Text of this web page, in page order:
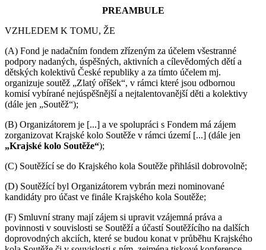
PREAMBULE
VZHLEDEM K TOMU, ŽE
(A) Fond je nadačním fondem zřízeným za účelem všestranné
podpory nadaných, úspěšných, aktivních a cílevědomých dětí a
dětských kolektivů České republiky a za tímto účelem mj.
organizuje soutěž „Zlatý oříšek“, v rámci které jsou odbornou
komisí vybírané nejúspěšnější a nejtalentovanější děti a kolektivy
(dále jen „Soutěž“);
(B) Organizátorem je [...] a ve spolupráci s Fondem má zájem
zorganizovat Krajské kolo Soutěže v rámci území [...] (dále jen
„Krajské kolo Soutěže“);
(C) Soutěžící se do Krajského kola Soutěže přihlásil dobrovolně;
(D) Soutěžící byl Organizátorem vybrán mezi nominované
kandidáty pro účast ve finále Krajského kola Soutěže;
(F) Smluvní strany mají zájem si upravit vzájemná práva a
povinnosti v souvislosti se Soutěží a účastí Soutěžícího na dalších
doprovodných akciích, které se budou konat v průběhu Krajského